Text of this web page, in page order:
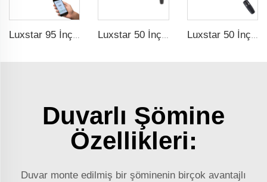
Luxstar 95 İnç Akıllı Yapay Şömine Aşırı Isı Koruma Elektrikli Şömine Isıtıcıları ile Isı Luxstar 50 İnç Yüksek Kaliteli Elektrikli Şömine Isıtıcı Duvarlı Isıtıcılar Girintili Değil Log kristal Dekoratif Şömine Luxstar 50 İnç Beyaz Elektrikli Şömine Isıtıcı Duvarlı Şömine Girintili Değil Dokunmatik Ekran Uzaktan Kontrol Ev Isıtıcı
Duvarlı Şömine
Özellikleri:
Duvar monte edilmiş bir şöminenin birçok avantajlı